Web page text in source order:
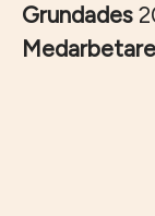
Grundades
Medarbetare